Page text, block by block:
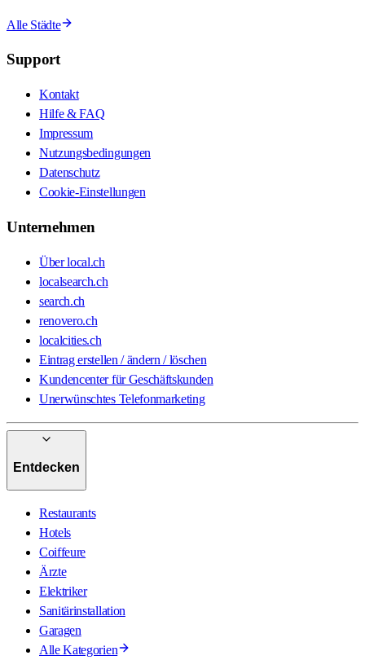
Alle Städte
Support
Kontakt
Hilfe & FAQ
Impressum
Nutzungsbedingungen
Datenschutz
Cookie-Einstellungen
Unternehmen
Über local.ch
localsearch.ch
search.ch
renovero.ch
localcities.ch
Eintrag erstellen / ändern / löschen
Kundencenter für Geschäftskunden
Unerwünschtes Telefonmarketing
Entdecken
Restaurants
Hotels
Coiffeure
Ärzte
Elektriker
Sanitärinstallation
Garagen
Alle Kategorien